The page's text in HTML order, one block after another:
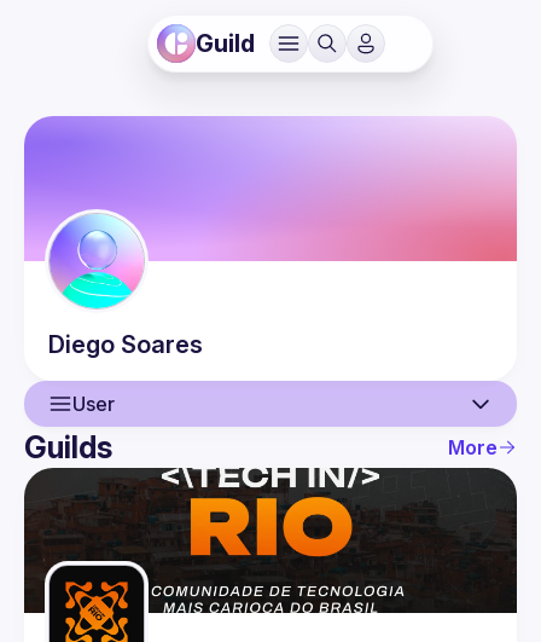
Guild
Diego Soares
User
User
Events
Guilds
Guilds More